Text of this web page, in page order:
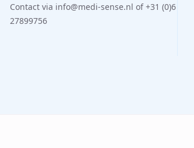
Contact via info@medi-sense.nl of +31 (0)6
27899756